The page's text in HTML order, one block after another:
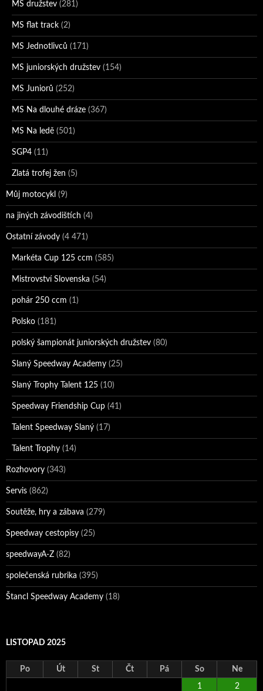
MS družstev (281)
MS flat track (2)
MS Jednotlivců (171)
MS juniorských družstev (154)
MS Juniorů (252)
MS Na dlouhé dráze (367)
MS Na ledě (501)
SGP4 (11)
Zlatá trofej žen (5)
Můj motocykl (9)
na jiných závodištích (4)
Ostatní závody (4 471)
Markéta Cup 125 ccm (585)
Mistrovství Slovenska (54)
pohár 250 ccm (1)
Polsko (181)
polský šampionát juniorských družstev (80)
Slaný Speedway Academy (25)
Slaný Trophy Talent 125 (10)
Speedway Friendship Cup (41)
Talent Speedway Slaný (17)
Talent Trophy (14)
Rozhovory (343)
Servis (862)
Soutěže, hry a zábava (279)
Speedway cestopisy (25)
speedwayA-Z (82)
společenská rubrika (395)
Štancl Speedway Academy (18)
LISTOPAD 2025
Po Út St Čt Pá So Ne
1 2